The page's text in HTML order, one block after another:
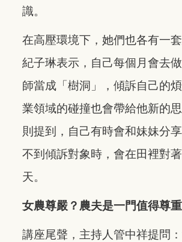
識。
在高壓環境下，她們也各有一套
紀子琳表示，自己每個月會去
師當成「樹洞」，傾訴自己的
業領域的碰撞也會帶給他新的
則提到，自己有時會和妹妹分
不到傾訴對象時，會在田裡對
天。
女農尊嚴？農夫是一門值得尊
講座尾聲，主持人管中祥提問